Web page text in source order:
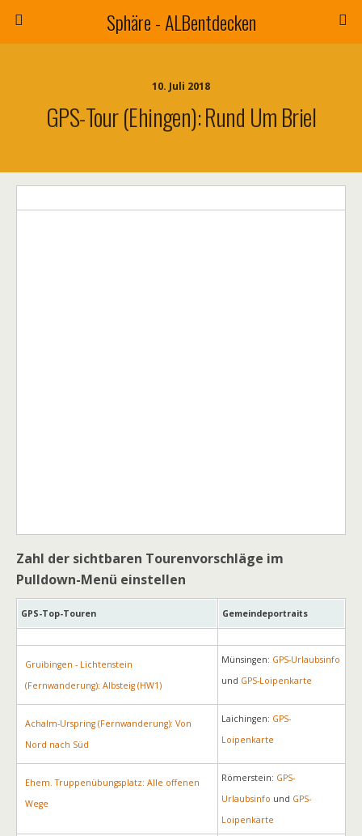
Sphäre - ALBentdecken
10. Juli 2018
GPS-Tour (Ehingen): Rund Um Briel
Zahl der sichtbaren Tourenvorschläge im
Pulldown-Menü einstellen
GPS-Top-Touren Gemeindeportraits
Gruibingen - Lichtenstein
(Fernwanderung): Albsteig (HW1)
Münsingen: GPS-Urlaubsinfo
und GPS-Loipenkarte
Achalm-Urspring (Fernwanderung): Von
Nord nach Süd
Laichingen: GPS-
Loipenkarte
Ehem. Truppenübungsplatz: Alle offenen
Wege
Römerstein: GPS-
Urlaubsinfo und GPS-
Loipenkarte